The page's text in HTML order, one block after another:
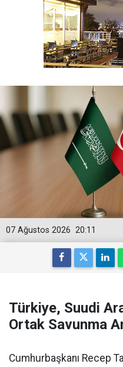
20:11
07 Ağustos 2026
Türkiye, Suudi
Ortak Savunma
Cumhurbaşkanı Recep